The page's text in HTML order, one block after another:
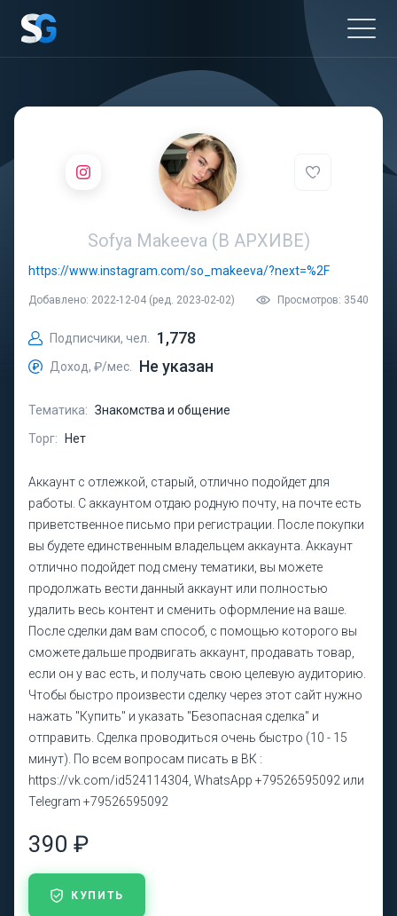
Sofya Makeeva (В АРХИВЕ)
https://www.instagram.com/so_makeeva/?next=%2F
Добавлено: 2022-12-04 (ред. 2023-02-02) Просмотров: 3540
Подписчики, чел. 1,778
Доход, ₽/мес. Не указан
Тематика: Знакомства и общение
Торг:
Нет
Аккаунт с отлежкой, старый, отлично подойдет для
работы. С аккаунтом отдаю родную почту, на почте есть
приветственное письмо при регистрации. После покупки
вы будете единственным владельцем аккаунта. Аккаунт
отлично подойдет под смену тематики, вы можете
продолжать вести данный аккаунт или полностью
удалить весь контент и сменить оформление на ваше.
После сделки дам вам способ, с помощью которого вы
сможете дальше продвигать аккаунт, продавать товар,
если он у вас есть, и получать свою целевую аудиторию.
Чтобы быстро произвести сделку через этот сайт нужно
нажать "Купить" и указать "Безопасная сделка" и
отправить. Сделка проводиться очень быстро (10 - 15
минут). По всем вопросам писать в ВК :
https://vk.com/id524114304, WhatsApp +79526595092 или
Telegram +79526595092
390 ₽
КУПИТЬ